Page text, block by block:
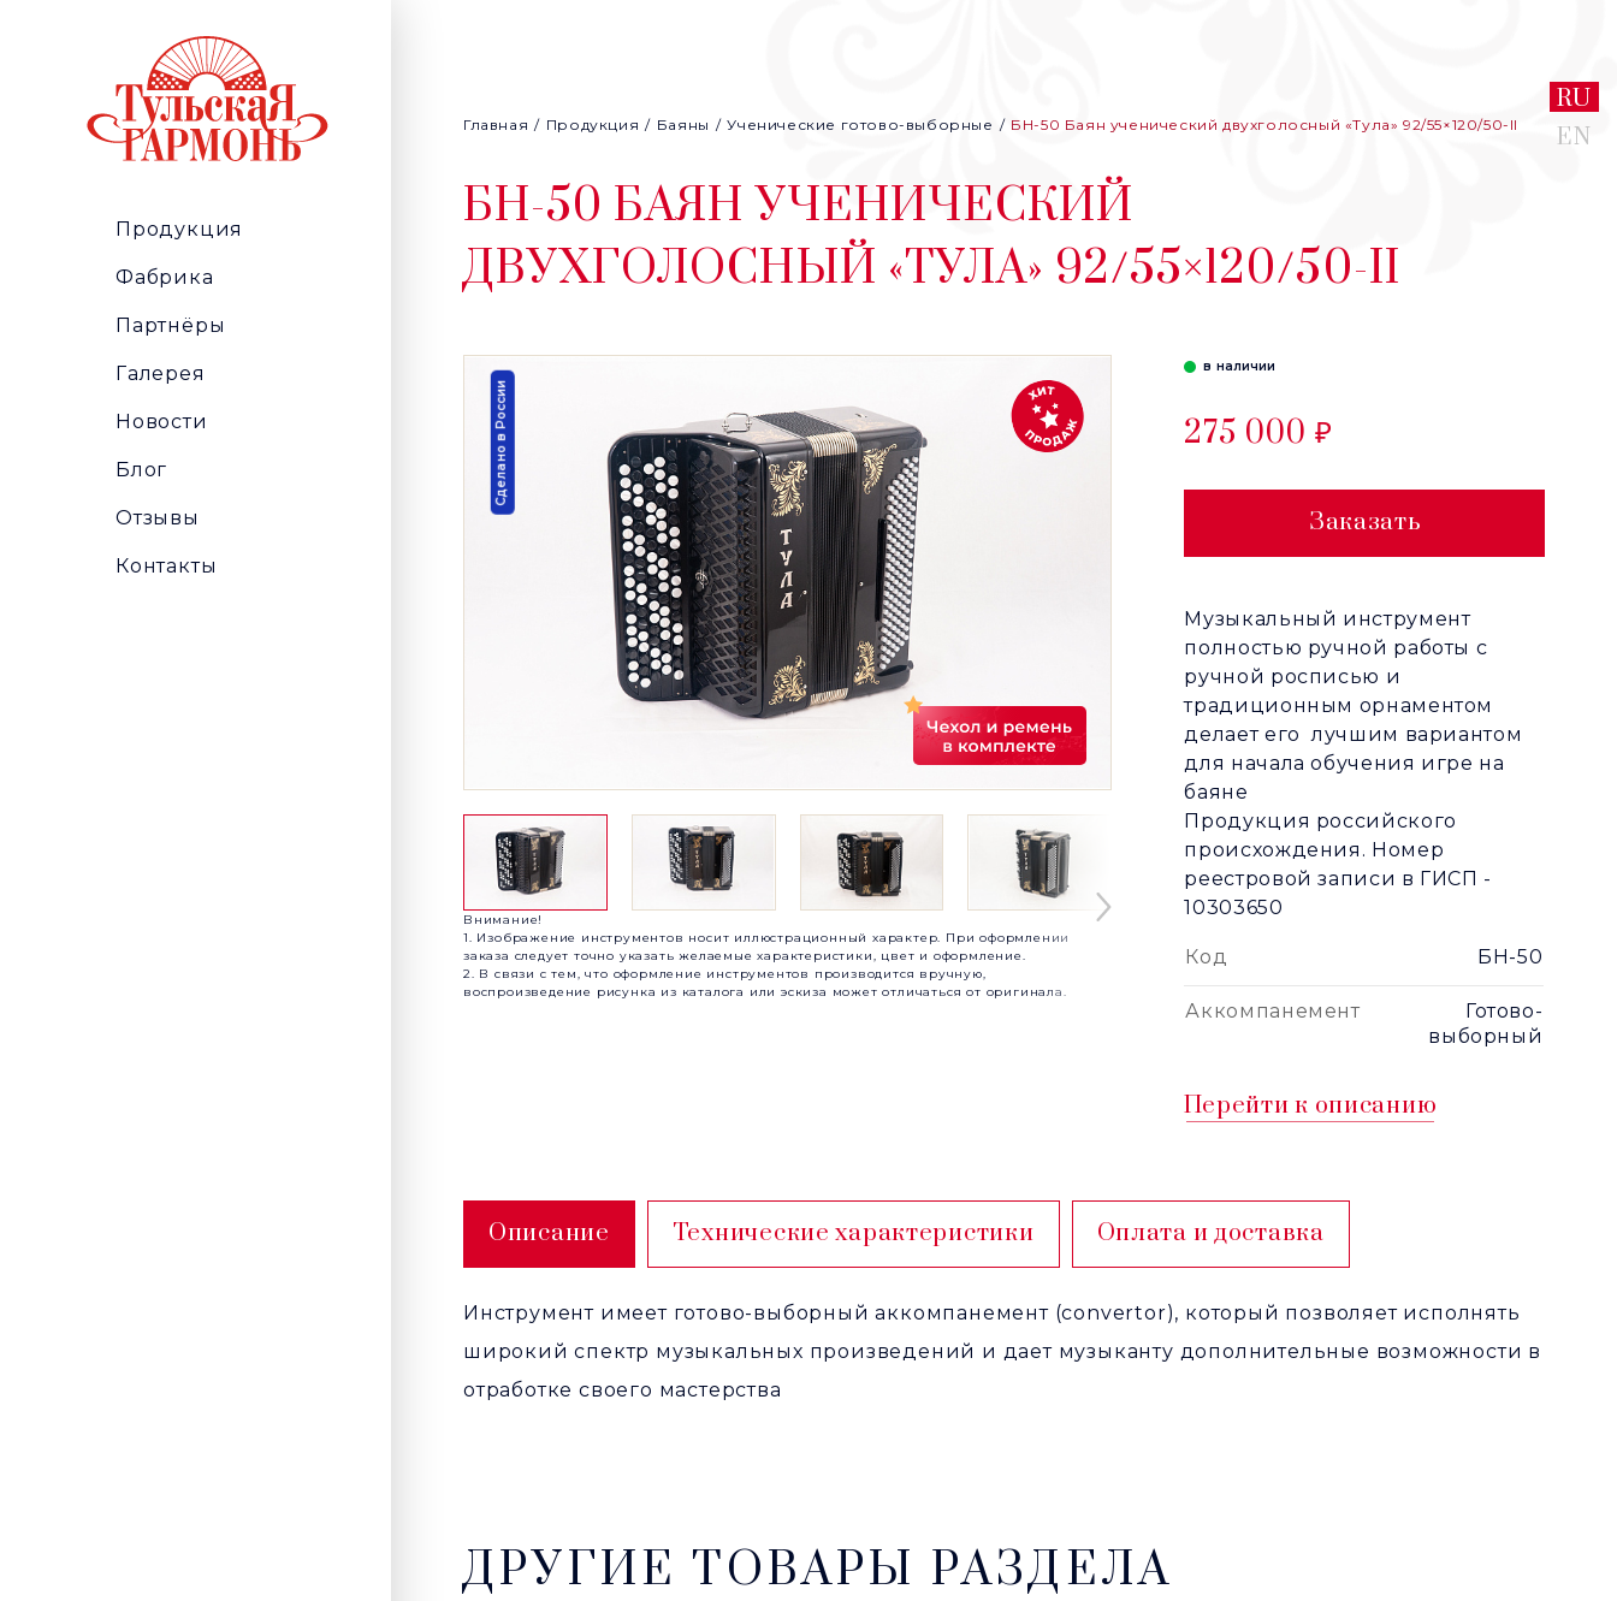
Продукция
Фабрика
Партнёры
Галерея
Новости
Блог
Отзывы
Контакты
RU
EN
Главная Продукция Баяны Ученические готово-выборные БН-50 Баян ученический двухголосный «Тула» 92/55×120/50-II
БН-50 БАЯН УЧЕНИЧЕСКИЙ
ДВУХГОЛОСНЫЙ «ТУЛА» 92/55×120/50-II
Сделано в России
Внимание!
1. Изображение инструментов носит иллюстрационный характер. При оформлении
заказа следует точно указать желаемые характеристики, цвет и оформление.
2. В связи с тем, что оформление инструментов производится вручную,
воспроизведение рисунка из каталога или эскиза может отличаться от оригинала.
в наличии
275 000 ₽
Заказать
Музыкальный инструмент
полностью ручной работы с
ручной росписью и
традиционным орнаментом
делает его лучшим вариантом
для начала обучения игре на
баяне
Продукция российского
происхождения. Номер
реестровой записи в ГИСП -
10303650
Код БН-50
Аккомпанемент
Готово-
выборный
Перейти к описанию
Описание Технические характеристики Оплата и доставка
Инструмент имеет готово-выборный аккомпанемент (convertor), который позволяет исполнять
широкий спектр музыкальных произведений и дает музыканту дополнительные возможности в
отработке своего мастерства
ДРУГИЕ ТОВАРЫ РАЗДЕЛА